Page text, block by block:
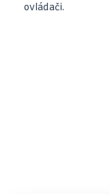
ovládači.